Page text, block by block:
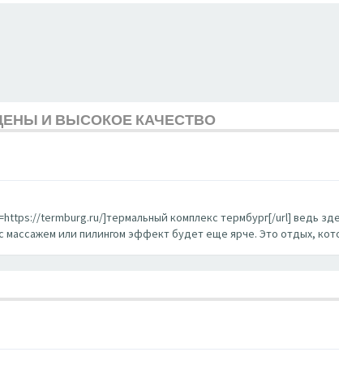
ЦЕНЫ И ВЫСОКОЕ КАЧЕСТВО
termburg.ru/]термальный комплекс термбург[/url] ведь
массажем или пилингом эффект будет еще ярче. Это отдых,